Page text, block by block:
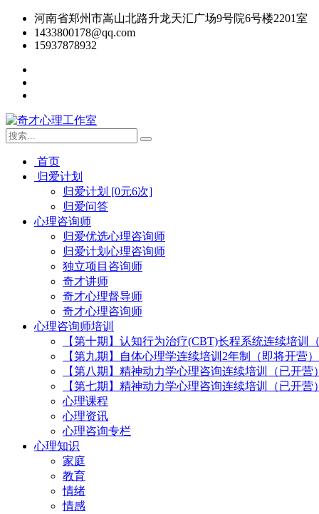
河南省郑州市嵩山北路升龙天汇广场9号院6号楼2201室
1433800178@qq.com
15937878932
首页
归爱计划
归爱计划 [0元6次]
归爱问答
心理咨询师
归爱优选心理咨询师
归爱计划心理咨询师
独立项目咨询师
奇才讲师
奇才心理督导师
奇才心理咨询师
心理咨询师培训
【第十期】认知行为治疗(CBT)长程系统连续培训
【第九期】自体心理学连续培训2年制（即将开营）
【第八期】精神动力学心理咨询连续培训（已开营）
【第七期】精神动力学心理咨询连续培训（已开营）
心理课程
心理资讯
心理咨询专栏
心理知识
家庭
教育
情绪
情感